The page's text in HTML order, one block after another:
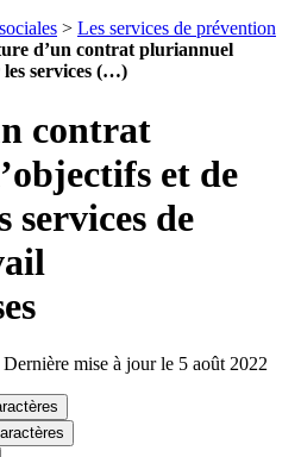
> Les services de prévention
d’un contrat pluriannuel
les services (…)
contrat
et de
services de
mise à jour le 5 août 2022